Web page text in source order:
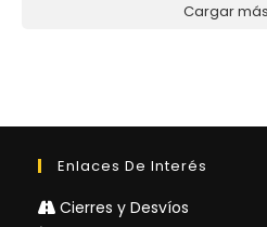
Cargar
Enlaces De Interés
Cierres y Desvíos